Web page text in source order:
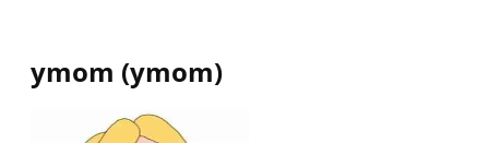
ymom (ymom)